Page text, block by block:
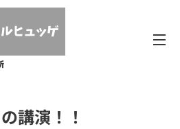
ヒュッゲ
講演！！